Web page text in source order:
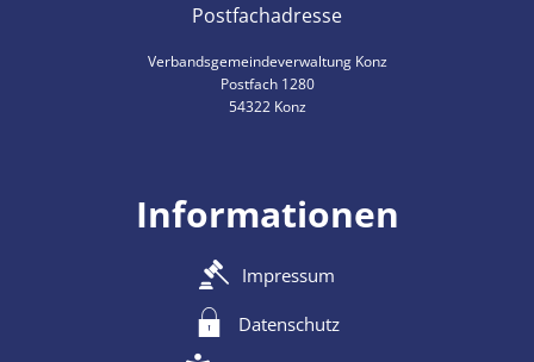
Postfachadresse
Verbandsgemeindeverwaltung Konz
Postfach 1280
54322 Konz
Informationen
Impressum
Datenschutz